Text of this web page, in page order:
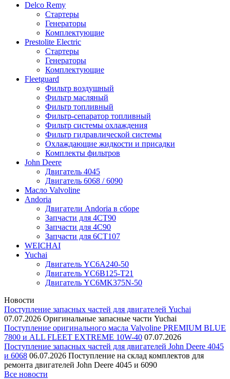
Delco Remy
Стартеры
Генераторы
Комплектующие
Prestolite Electric
Стартеры
Генераторы
Комплектующие
Fleetguard
Фильтр воздушный
Фильтр масляный
Фильтр топливный
Фильтр-сепаратор топливный
Фильтр системы охлаждения
Фильтр гидравлической системы
Охлаждающие жидкости и присадки
Комплекты фильтров
John Deere
Двигатель 4045
Двигатель 6068 / 6090
Масло Valvoline
Andoria
Двигатели Andoria в сборе
Запчасти для 4CT90
Запчасти для 4С90
Запчасти для 6CT107
WEICHAI
Yuchai
Двигатель YC6A240-50
Двигатель YC6B125-T21
Двигатель YC6MK375N-50
Новости
Поступление запасных частей для двигателей Yuchai
07.07.2026 Оригинальные запасные части Yuchai
Поступление оригинального масла Valvoline PREMIUM BLUE
7800 и ALL FLEET EXTREME 10W-40 07.07.2026
Поступление запасных частей для двигателей John Deere 4045
и 6068 06.07.2026 Поступление на склад комплектов для
ремонта двигателей John Deere 4045 и 6090
Все новости